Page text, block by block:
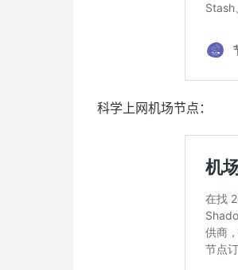
科学上网机场节点：